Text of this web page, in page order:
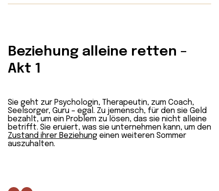
Beziehung alleine retten –
Akt 1
Sie geht zur Psychologin, Therapeutin, zum Coach,
Seelsorger, Guru – egal. Zu jemensch, für den sie Geld
bezahlt, um ein Problem zu lösen, das sie nicht alleine
betrifft. Sie eruiert, was sie unternehmen kann, um den
Zustand ihrer Beziehung einen weiteren Sommer
auszuhalten.